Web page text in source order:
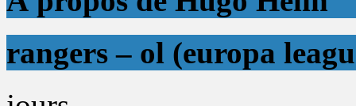
rangers – ol (europa